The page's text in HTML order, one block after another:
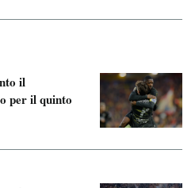
Consumismi
Storie/Idee
Ok Boomer!
Media
il
per il quinto